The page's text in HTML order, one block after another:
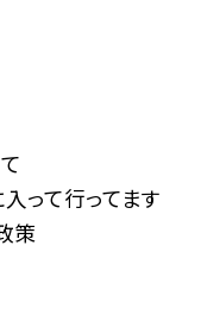
て行ってます
策